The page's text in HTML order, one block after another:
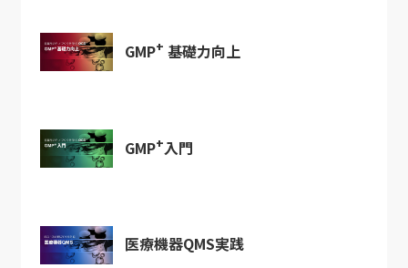
GMP+ 基礎力向上
GMP+入門
医療機器QMS実践